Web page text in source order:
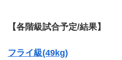
【各階級試合予定/結果】
フライ級(49kg)